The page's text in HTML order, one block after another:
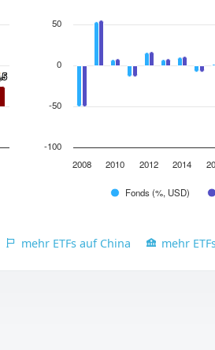
Fonds (%, USD)
2008 2010 2012 2014
-100
-50
0
50
mehr ETFs auf China mehr